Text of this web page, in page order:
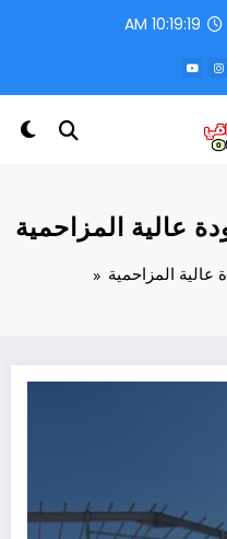
10:19:19 AM
عالية المزاحمية
عالية المزاحمية